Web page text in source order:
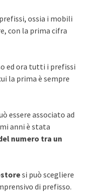
ossia i mobili
con la prima cifra
ed ora tutti i prefissi
la prima è sempre
essere associato ad
anni è stata
numero tra un
si può scegliere
di prefisso.